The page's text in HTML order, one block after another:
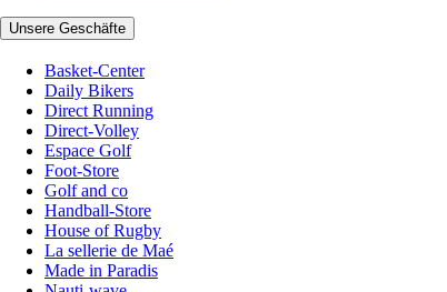
Unsere Geschäfte
Basket-Center
Daily Bikers
Direct Running
Direct-Volley
Espace Golf
Foot-Store
Golf and co
Handball-Store
House of Rugby
La sellerie de Maé
Made in Paradis